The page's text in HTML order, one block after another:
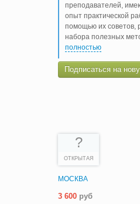
преподавателей,
опыт практической
помощью их советов,
набора полезных
полностью
Подписаться на
?
ОТКРЫТАЯ
МОСКВА
3 600 руб